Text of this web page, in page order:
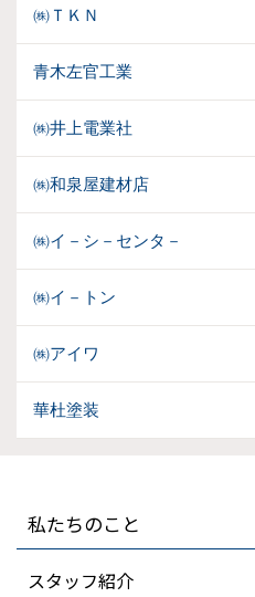
㈱ＴＫＮ
青木左官工業
㈱井上電業社
㈱和泉屋建材店
㈱イ－シ－センタ－
㈱イ－トン
㈱アイワ
華杜塗装
私たちのこと
スタッフ紹介